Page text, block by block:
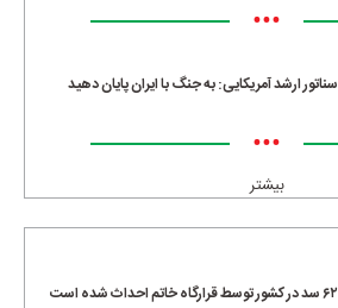
•••
سناتور ارشد آمریکایی: به جنگ با ایران پایان دهید
•••
بیشتر
۶۲ سد در کشور توسط قرارگاه خاتم احداث شده است